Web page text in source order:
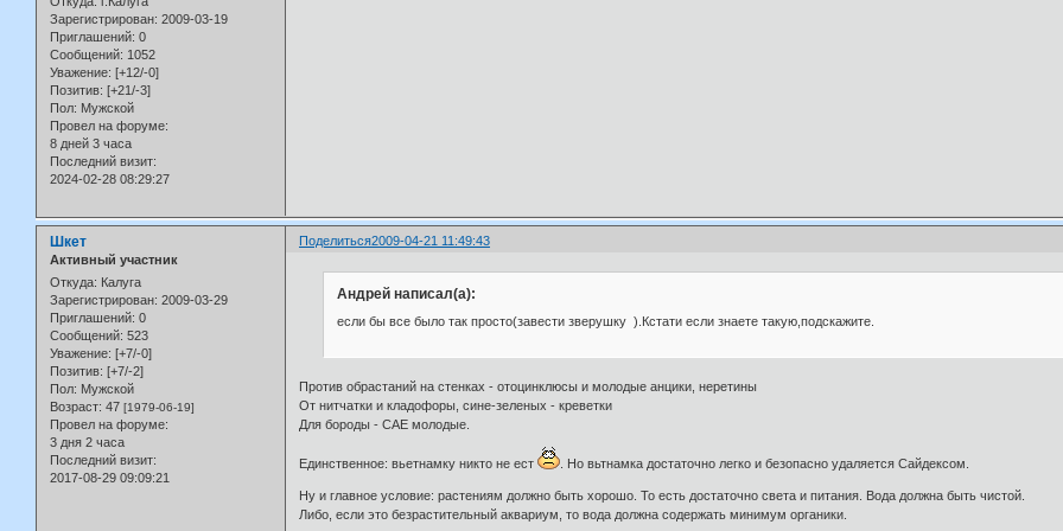
Зарегистрирован: 2009-03-19
Приглашений: 0
Сообщений: 1052
Уважение: [+12/-0]
Позитив: [+21/-3]
Пол: Мужской
Провел на форуме:
8 дней 3 часа
Последний визит:
2024-02-28 08:29:27
Поделиться2009-04-21 11:49:43
Шкет
Активный участник
Откуда: Калуга
Зарегистрирован: 2009-03-29
Приглашений: 0
Сообщений: 523
Уважение: [+7/-0]
Позитив: [+7/-2]
Пол: Мужской
Возраст: 47 [1979-06-19]
Провел на форуме:
3 дня 2 часа
Последний визит:
2017-08-29 09:09:21
Андрей написал(а):
если бы все было так просто(завести зверушку ).Кстати если знаете такую,подскажите.
Против обрастаний на стенках - отоцинклюсы и молодые анцики, неретины
От нитчатки и кладофоры, сине-зеленых - креветки
Для бороды - САЕ молодые.
Единственное: вьетнамку никто не ест . Но вьтнамка достаточно легко и безопасно удаляется Сайдексом.
Ну и главное условие: растениям должно быть хорошо. То есть достаточно света и питания. Вода должна быть чистой.
Либо, если это безрастительный аквариум, то вода должна содержать минимум органики.